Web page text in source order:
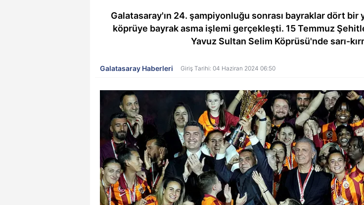
Galatasaray'ın 24. şampiyonluğu sonrası bayraklar dört
köprüye bayrak asma işlemi gerçekleşti. 15 Temmuz
Yavuz Sultan Selim Köprüsü'nde sarı-
Galatasaray Haberleri Giriş Tarihi: 04 Haziran 2024 06:50